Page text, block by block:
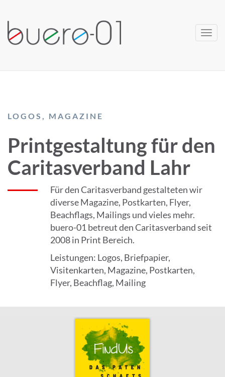
LOGOS, MAGAZINE
Printgestaltung für den
Caritasverband Lahr
Für den Caritasverband gestalteten wir
diverse Magazine, Postkarten, Flyer,
Beachflags, Mailings und vieles mehr.
buero-01 betreut den Caritasverband seit
2008 in Print Bereich.
Leistungen: Logos, Briefpapier,
Visitenkarten, Magazine, Postkarten,
Flyer, Beachflag, Mailing